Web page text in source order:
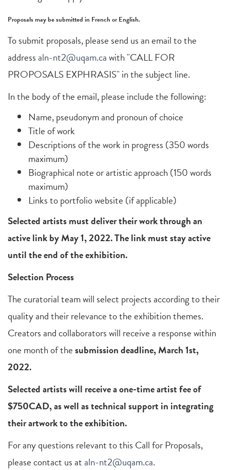
Proposals may be submitted in French or English.
To submit proposals, please send us an email to the
addressaln-nt2@uqam.cawith "CALL FOR
PROPOSALS EXPHRASIS" in the subject line.
In the body of the email, please include the following:
Name, pseudonym and pronoun of choice
Title of work
Descriptions of the work in progress (350 words
maximum)
Biographical note or artistic approach (150 words
maximum)
Links to portfolio website (if applicable)
Selected artists must deliver their work through an
active link by May 1, 2022. The link must stay active
until the end of the exhibition.
Selection Process
The curatorial team will select projects according to their
quality and their relevance to the exhibition themes.
Creators and collaborators will receive a response within
one month of thesubmission deadline, March 1st,
2022.
Selected artists will receive a one-time artist fee of
$750CAD, as well as technical support in integrating
their artwork to the exhibition.
For any questions relevant to this Call for Proposals,
please contact us ataln-nt2@uqam.ca.